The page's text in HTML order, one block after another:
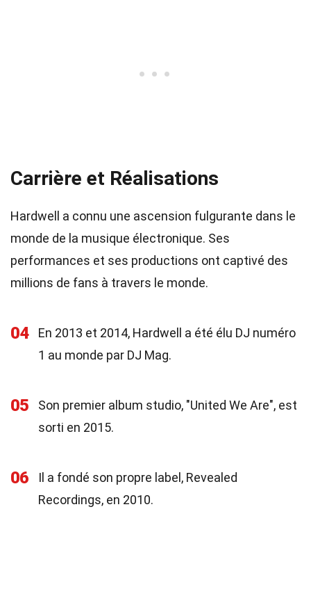
Carrière et Réalisations
Hardwell a connu une ascension fulgurante dans le
monde de la musique électronique. Ses
performances et ses productions ont captivé des
millions de fans à travers le monde.
04
En 2013 et 2014, Hardwell a été élu DJ numéro
1 au monde par DJ Mag.
05
Son premier album studio, "United We Are", est
sorti en 2015.
06
Il a fondé son propre label, Revealed
Recordings, en 2010.